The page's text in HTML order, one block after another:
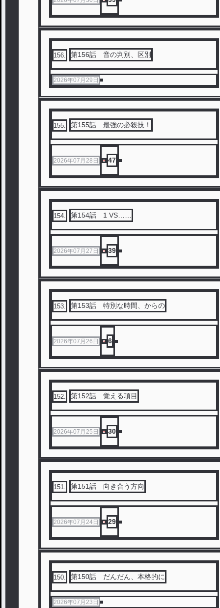
156. 第156話 音の判別、区別
2026年07月29日
155. 第155話 最強の必殺技！
2026年07月28日 47
154. 第154話 1 VS……
2026年07月27日 39
153. 第153話 特別な時間、からの
2026年07月26日 6
152. 第152話 覚える項目
2026年07月25日 30
151. 第151話 向き合う方向
2026年07月24日 29
150. 第150話 だんだん、本格的に
2026年07月23日